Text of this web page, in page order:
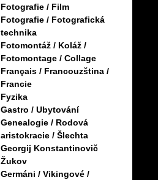
Fotografie / Film
Fotografie / Fotografická
technika
Fotomontáž / Koláž /
Fotomontage / Collage
Français / Francouzština /
Francie
Fyzika
Gastro / Ubytování
Genealogie / Rodová
aristokracie / Šlechta
Georgij Konstantinovič
Žukov
Germáni / Vikingové /